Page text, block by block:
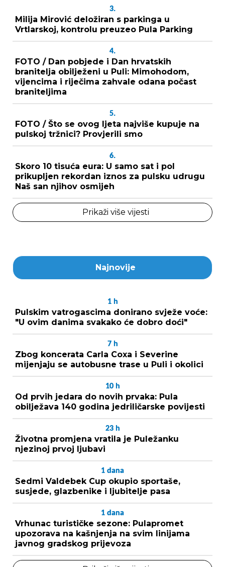
3.
Milija Mirović deložiran s parkinga u
Vrtlarskoj, kontrolu preuzeo Pula Parking
4.
FOTO / Dan pobjede i Dan hrvatskih
branitelja obilježeni u Puli: Mimohodom,
vijencima i riječima zahvale odana počast
braniteljima
5.
FOTO / Što se ovog ljeta najviše kupuje na
pulskoj tržnici? Provjerili smo
6.
Skoro 10 tisuća eura: U samo sat i pol
prikupljen rekordan iznos za pulsku udrugu
Naš san njihov osmijeh
Prikaži više vijesti
Najnovije
1 h
Pulskim vatrogascima donirano svježe voće:
"U ovim danima svakako će dobro doći"
7 h
Zbog koncerata Carla Coxa i Severine
mijenjaju se autobusne trase u Puli i okolici
10 h
Od prvih jedara do novih prvaka: Pula
obilježava 140 godina jedriličarske povijesti
23 h
Životna promjena vratila je Puležanku
njezinoj prvoj ljubavi
1 dana
Sedmi Valdebek Cup okupio sportaše,
susjede, glazbenike i ljubitelje pasa
1 dana
Vrhunac turističke sezone: Pulapromet
upozorava na kašnjenja na svim linijama
javnog gradskog prijevoza